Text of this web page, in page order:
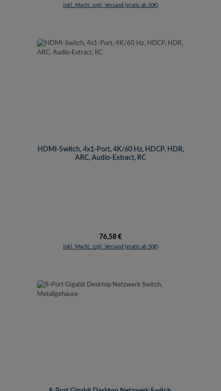
inkl. MwSt. zzgl. Versand (gratis ab 50€)
HDMI-Switch, 4x1-Port, 4K/60 Hz, HDCP, HDR,
ARC, Audio-Extract, RC
Regulärer Preis:
76,58 €
inkl. MwSt. zzgl. Versand (gratis ab 50€)